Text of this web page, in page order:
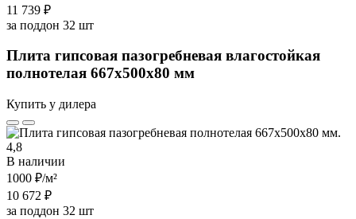
11 739 ₽
за поддон 32 шт
Плита гипсовая пазогребневая влагостойкая
полнотелая 667х500х80 мм
Купить у дилера
4,8
В наличии
1000 ₽/м²
10 672 ₽
за поддон 32 шт